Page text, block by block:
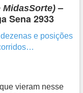
–
Sena 2933
e posições
vieram nesse